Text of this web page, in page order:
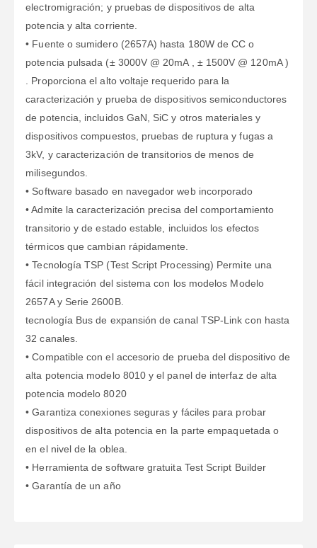
electromigración; y pruebas de dispositivos de alta
potencia y alta corriente.
• Fuente o sumidero (2657A) hasta 180W de CC o
potencia pulsada (± 3000V @ 20mA , ± 1500V @ 120mA )
. Proporciona el alto voltaje requerido para la
caracterización y prueba de dispositivos semiconductores
de potencia, incluidos GaN, SiC y otros materiales y
dispositivos compuestos, pruebas de ruptura y fugas a
3kV, y caracterización de transitorios de menos de
milisegundos.
• Software basado en navegador web incorporado
• Admite la caracterización precisa del comportamiento
transitorio y de estado estable, incluidos los efectos
térmicos que cambian rápidamente.
• Tecnología TSP (Test Script Processing) Permite una
fácil integración del sistema con los modelos Modelo
2657A y Serie 2600B.
tecnología Bus de expansión de canal TSP-Link con hasta
32 canales.
• Compatible con el accesorio de prueba del dispositivo de
alta potencia modelo 8010 y el panel de interfaz de alta
potencia modelo 8020
• Garantiza conexiones seguras y fáciles para probar
dispositivos de alta potencia en la parte empaquetada o
en el nivel de la oblea.
• Herramienta de software gratuita Test Script Builder
• Garantía de un año